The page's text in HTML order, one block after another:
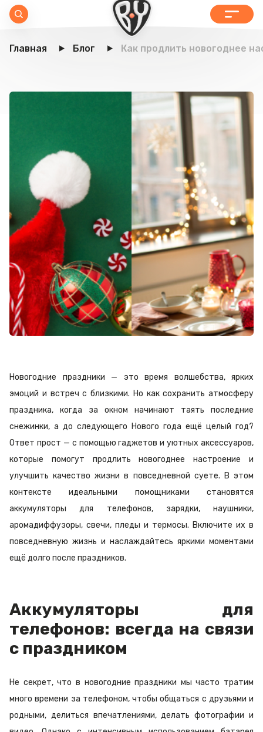
Главная Блог Как продлить новогоднее
Новогодние праздники — это время волшебства, ярких
эмоций и встреч с близкими. Но как сохранить атмосферу
праздника, когда за окном начинают таять последние
снежинки, а до следующего Нового года ещё целый год?
Ответ прост — с помощью гаджетов и уютных аксессуаров,
которые помогут продлить новогоднее настроение и
улучшить качество жизни в повседневной суете. В этом
контексте идеальными помощниками становятся
аккумуляторы для телефонов, зарядки, наушники,
аромадиффузоры, свечи, пледы и термосы. Включите их в
повседневную жизнь и наслаждайтесь яркими моментами
ещё долго после праздников.
Аккумуляторы для
телефонов: всегда на связи
с праздником
Не секрет, что в новогодние праздники мы часто тратим
много времени за телефоном, чтобы общаться с друзьями и
родными, делиться впечатлениями, делать фотографии и